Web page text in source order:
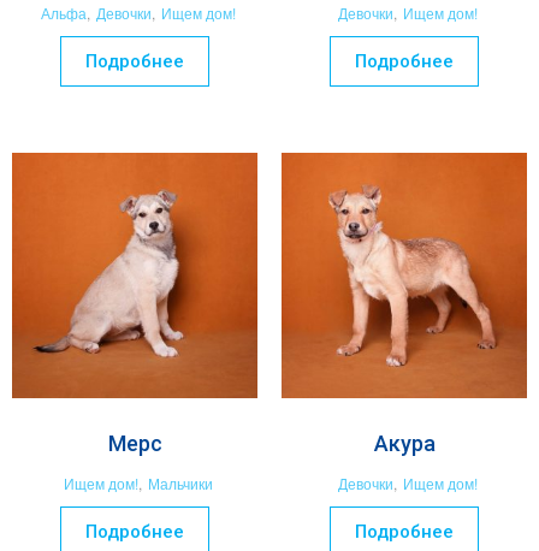
Альфа, Девочки, Ищем дом!
Подробнее
Девочки, Ищем дом!
Подробнее
Мерс
Ищем дом!, Мальчики
Подробнее
Акура
Девочки, Ищем дом!
Подробнее